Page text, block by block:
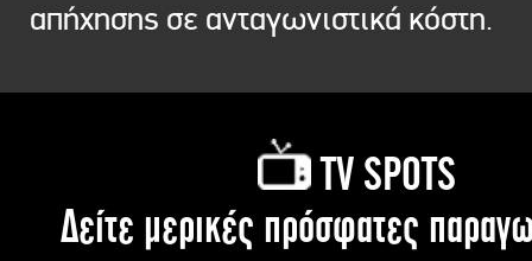
απήχησης σε ανταγωνιστικά κόστη.
TV SPOTS
Δείτε μερικές πρόσφατες